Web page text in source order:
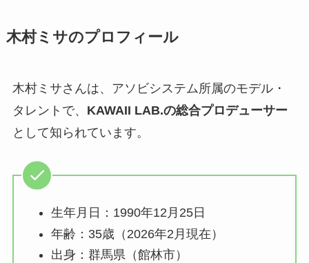
木村ミサのプロフィール
木村ミサさんは、アソビシステム所属のモデル・
タレントで、 KAWAII LAB.の総合プロデューサー
として知られています。
生年月日：1990年12月25日
年齢：35歳（2026年2月現在）
出身：群馬県（館林市）